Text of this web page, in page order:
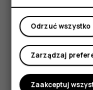
Moje konto
automatycznie
ładowanie, a nawet
działa prawidłowo,
autoryzowanym
Odrzuć wszystko
Zarządzaj
Zaakceptuj